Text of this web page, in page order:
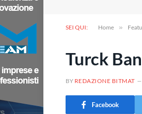
SEI QUI: Home »
Turck
BY REDAZIONE BITMAT
Facebook